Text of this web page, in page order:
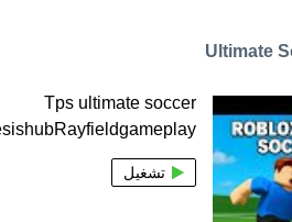
Tps ultimate soccer
تشغيل